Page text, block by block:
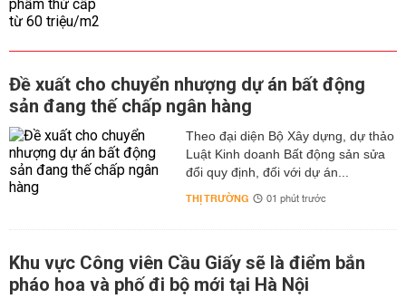
Đề xuất cho chuyển nhượng dự án bất động
sản đang thế chấp ngân hàng
Theo đại diện Bộ Xây dựng, dự thảo
Luật Kinh doanh Bất động sản sửa
đổi quy định, đối với dự án...
THỊ TRƯỜNG 01 phút trước
Khu vực Công viên Cầu Giấy sẽ là điểm bắn
pháo hoa và phố đi bộ mới tại Hà Nội